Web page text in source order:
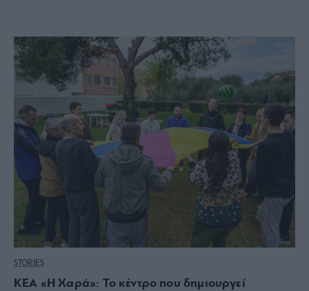
STORIES
ΚΕΑ «Η Χαρά»: Το κέντρο που δημιουργεί